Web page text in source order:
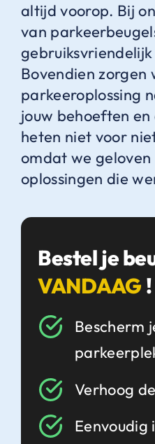
altijd voorop. Bij
van
Bovendien zorgen
parkeeroplossing
jouw behoeften
heten niet voor
omdat we
oplossingen die
Bestel je
VANDAAG !
Bescherm
Verhoog
Eenvoudig